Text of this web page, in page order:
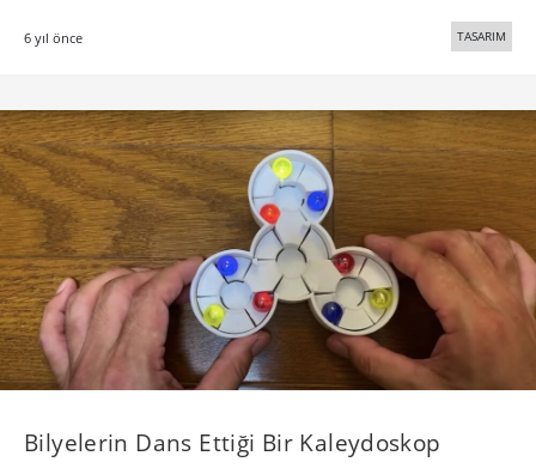
6 yıl önce TASARIM
Bilyelerin Dans Ettiği Bir Kaleydoskop